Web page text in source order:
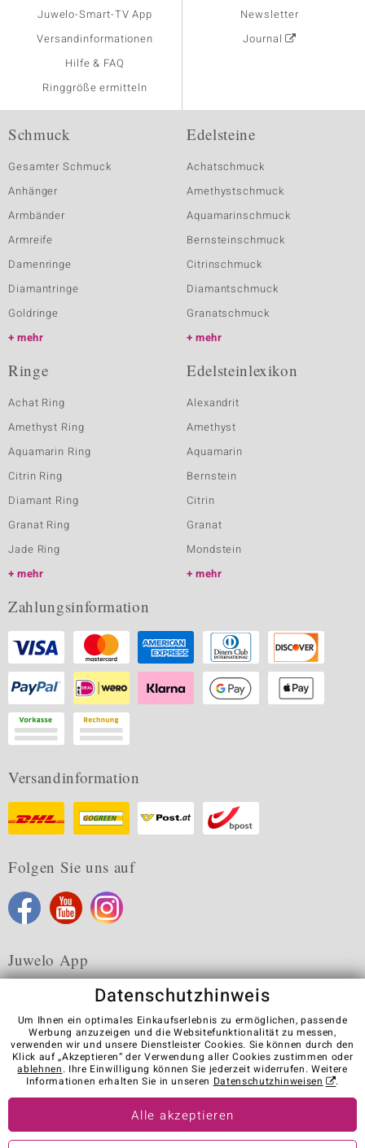
Juwelo-Smart-TV App
Versandinformationen
Hilfe & FAQ
Ringgröße ermitteln
Newsletter
Journal
Schmuck
Gesamter Schmuck
Anhänger
Armbänder
Armreife
Damenringe
Diamantringe
Goldringe
mehr
Edelsteine
Achatschmuck
Amethystschmuck
Aquamarinschmuck
Bernsteinschmuck
Citrinschmuck
Diamantschmuck
Granatschmuck
mehr
Ringe
Achat Ring
Amethyst Ring
Aquamarin Ring
Citrin Ring
Diamant Ring
Granat Ring
Jade Ring
mehr
Edelsteinlexikon
Alexandrit
Amethyst
Aquamarin
Bernstein
Citrin
Granat
Mondstein
mehr
Zahlungsinformation
Versandinformation
Folgen Sie uns auf
Juwelo App
Karriere AGB Datenschutz Cookies
Impressum
Kontakt
Vertrag widerrufen
Visit our stores in other countries:
Datenschutzhinweis
Um Ihnen ein optimales Einkaufserlebnis zu ermöglichen, passende
Werbung anzuzeigen und die Websitefunktionalität zu messen,
verwenden wir und unsere Dienstleister Cookies. Sie können durch den
Klick auf „Akzeptieren“ der Verwendung aller Cookies zustimmen oder
ablehnen. Ihre Einwilligung können Sie jederzeit widerrufen. Weitere
Informationen erhalten Sie in unseren Datenschutzhinweisen .
Alle akzeptieren